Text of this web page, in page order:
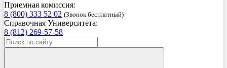
Приемная комиссия:
8 (800) 333 52 02 (Звонок бесплатный)
Справочная Университета:
8 (812) 269-57-58